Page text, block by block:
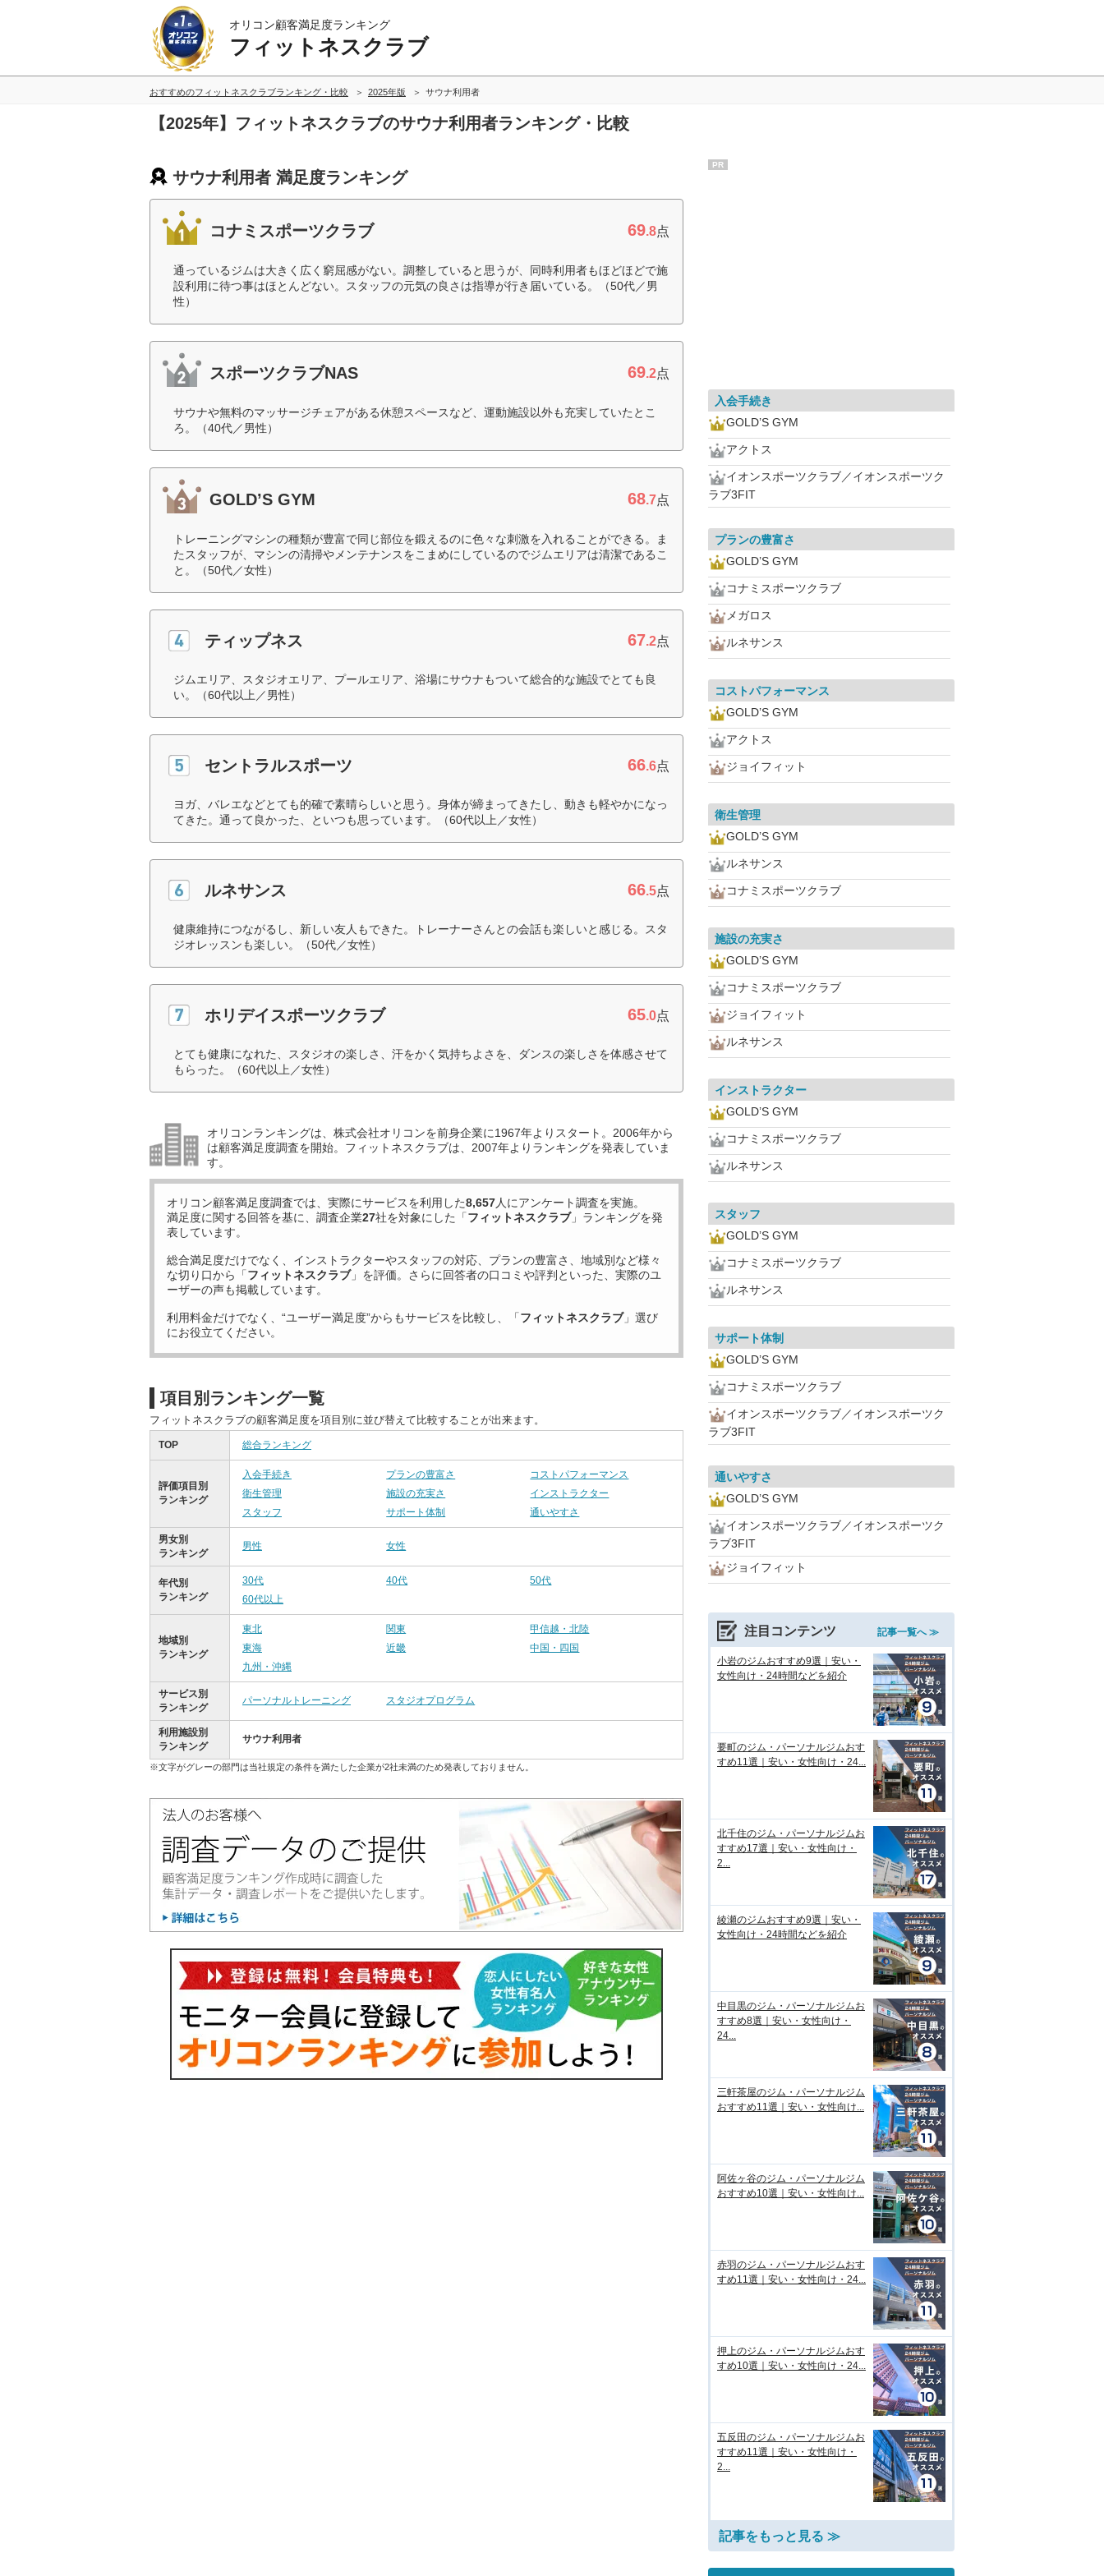
オリコン顧客満足度ランキング
フィットネスクラブ
おすすめのフィットネスクラブランキング・比較 2025年版 サウナ利用者
【2025年】フィットネスクラブのサウナ利用者ランキング・比較
サウナ利用者 満足度ランキング
コナミスポーツクラブ 69.8点
通っているジムは大きく広く窮屈感がない。調整していると思うが、同時利用者もほどほどで施
設利用に待つ事はほとんどない。スタッフの元気の良さは指導が行き届いている。（50代／男
性）
スポーツクラブNAS 69.2点
サウナや無料のマッサージチェアがある休憩スペースなど、運動施設以外も充実していたとこ
ろ。（40代／男性）
GOLD’S GYM 68.7点
トレーニングマシンの種類が豊富で同じ部位を鍛えるのに色々な刺激を入れることができる。ま
たスタッフが、マシンの清掃やメンテナンスをこまめにしているのでジムエリアは清潔であるこ
と。（50代／女性）
ティップネス 67.2点
ジムエリア、スタジオエリア、プールエリア、浴場にサウナもついて総合的な施設でとても良
い。（60代以上／男性）
セントラルスポーツ 66.6点
ヨガ、バレエなどとても的確で素晴らしいと思う。身体が締まってきたし、動きも軽やかになっ
てきた。通って良かった、といつも思っています。（60代以上／女性）
ルネサンス 66.5点
健康維持につながるし、新しい友人もできた。トレーナーさんとの会話も楽しいと感じる。スタ
ジオレッスンも楽しい。（50代／女性）
ホリデイスポーツクラブ 65.0点
とても健康になれた、スタジオの楽しさ、汗をかく気持ちよさを、ダンスの楽しさを体感させて
もらった。（60代以上／女性）
オリコンランキングは、株式会社オリコンを前身企業に1967年よりスタート。2006年から
は顧客満足度調査を開始。フィットネスクラブは、2007年よりランキングを発表していま
す。
オリコン顧客満足度調査では、実際にサービスを利用した8,657人にアンケート調査を実施。
満足度に関する回答を基に、調査企業27社を対象にした「フィットネスクラブ」ランキングを発
表しています。
総合満足度だけでなく、インストラクターやスタッフの対応、プランの豊富さ、地域別など様々
な切り口から「フィットネスクラブ」を評価。さらに回答者の口コミや評判といった、実際のユ
ーザーの声も掲載しています。
利用料金だけでなく、“ユーザー満足度”からもサービスを比較し、「フィットネスクラブ」選び
にお役立てください。
項目別ランキング一覧
フィットネスクラブの顧客満足度を項目別に並び替えて比較することが出来ます。
TOP 総合ランキング
評価項目別
ランキング
入会手続き プランの豊富さ
コストパフォーマンス
衛生管理
施設の充実さ
インストラクター
スタッフ
サポート体制 通いやすさ
男女別
ランキング
男性 女性
年代別
ランキング
30代 40代
50代
60代以上
地域別
ランキング
東北 関東
甲信越・北陸
東海
近畿
中国・四国
九州・沖縄
サービス別
ランキング
パーソナルトレーニング スタジオプログラム
利用施設別
ランキング
サウナ利用者
※文字がグレーの部門は当社規定の条件を満たした企業が2社未満のため発表しておりません。
PR
入会手続き
GOLD’S GYM
アクトス
イオンスポーツクラブ／イオンスポーツク
ラブ3FIT
プランの豊富さ
GOLD’S GYM
コナミスポーツクラブ
メガロス
ルネサンス
コストパフォーマンス
GOLD’S GYM
アクトス
ジョイフィット
衛生管理
GOLD’S GYM
ルネサンス
コナミスポーツクラブ
施設の充実さ
GOLD’S GYM
コナミスポーツクラブ
ジョイフィット
ルネサンス
インストラクター
GOLD’S GYM
コナミスポーツクラブ
ルネサンス
スタッフ
GOLD’S GYM
コナミスポーツクラブ
ルネサンス
サポート体制
GOLD’S GYM
コナミスポーツクラブ
イオンスポーツクラブ／イオンスポーツク
ラブ3FIT
通いやすさ
GOLD’S GYM
イオンスポーツクラブ／イオンスポーツク
ラブ3FIT
ジョイフィット
注目コンテンツ 記事一覧へ ≫
小岩のジムおすすめ9選｜安い・
女性向け・24時間などを紹介
要町のジム・パーソナルジムおす
すめ11選｜安い・女性向け・24...
北千住のジム・パーソナルジムお
すすめ17選｜安い・女性向け・
2...
綾瀬のジムおすすめ9選｜安い・
女性向け・24時間などを紹介
中目黒のジム・パーソナルジムお
すすめ8選｜安い・女性向け・
24...
三軒茶屋のジム・パーソナルジム
おすすめ11選｜安い・女性向け...
阿佐ヶ谷のジム・パーソナルジム
おすすめ10選｜安い・女性向け...
赤羽のジム・パーソナルジムおす
すめ11選｜安い・女性向け・24...
押上のジム・パーソナルジムおす
すめ10選｜安い・女性向け・24...
五反田のジム・パーソナルジムお
すすめ11選｜安い・女性向け・
2...
記事をもっと見る ≫